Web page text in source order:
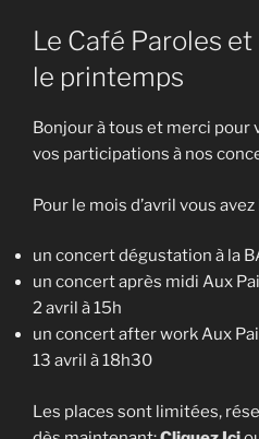
Le Café Paroles
le printemps
Bonjour à tous et merci pour
vos participations à nos
Pour le mois d’avril vous avez
un concert dégustation à la
un concert après midi Aux
2 avril à 15h
un concert after work Aux
13 avril à 18h30
Les places sont limitées,